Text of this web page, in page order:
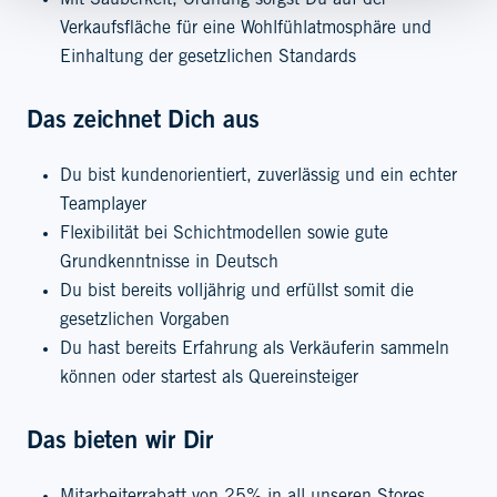
Verkaufsfläche für eine Wohlfühlatmosphäre und
Einhaltung der gesetzlichen Standards
Das zeichnet Dich aus
Du bist kundenorientiert, zuverlässig und ein echter
Teamplayer
Flexibilität bei Schichtmodellen sowie gute
Grundkenntnisse in Deutsch
Du bist bereits volljährig und erfüllst somit die
gesetzlichen Vorgaben
Du hast bereits Erfahrung als Verkäuferin sammeln
können oder startest als Quereinsteiger
Das bieten wir Dir